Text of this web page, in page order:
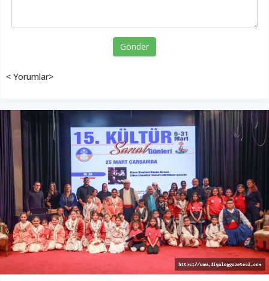
Gönder
< Yorumlar>